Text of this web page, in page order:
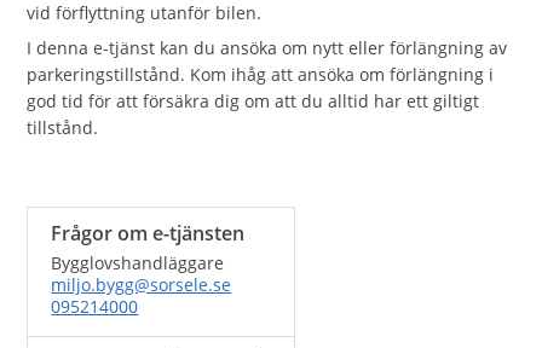
vid förflyttning utanför bilen.
I denna e-tjänst kan du ansöka om nytt eller förlängning av
parkeringstillstånd. Kom ihåg att ansöka om förlängning i
god tid för att försäkra dig om att du alltid har ett giltigt
tillstånd.
Frågor om e-tjänsten
Bygglovshandläggare
miljo.bygg@sorsele.se
095214000